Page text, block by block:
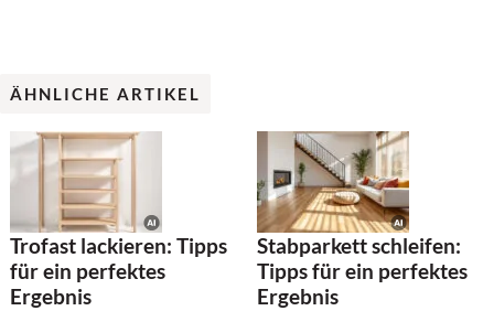
ÄHNLICHE ARTIKEL
Trofast lackieren: Tipps
für ein perfektes
Ergebnis
Stabparkett schleifen:
Tipps für ein perfektes
Ergebnis